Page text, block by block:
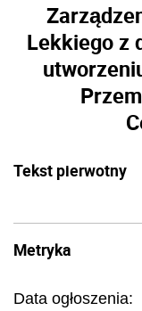
Lekkiego z
Tekst pierwotny
Metryka
Data ogłoszenia: